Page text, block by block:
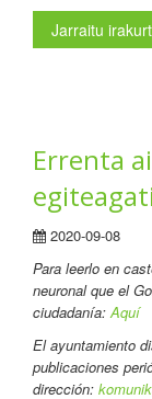
Jarraitu
Errenta
2020-09-08
Para leerlo en
neuronal que el
ciudadanía:Aquí
El ayuntamiento
publicaciones
dirección: